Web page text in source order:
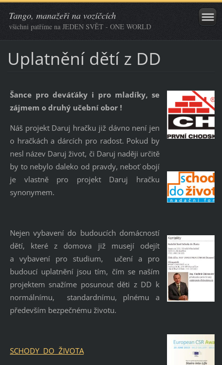
Tango, manažeři na vozíčcích
všichni patříme na JEDEN SVĚT - ONE WORLD
Uplatnění dětí z DD
Šance pro deváťáky i pro mladíky, se
zájmem o druhý učební obor !
Náš projekt Daruj hračku již dávno není jen
o hračkách a dárcích pro radost. Pokud by
nesl název Daruj život, či Daruj naději určitě
by to nebylo daleko od pravdy, neboť obojí
je vlastně pro projekt Daruj hračku
synonymem.
Nejen vybavení do budoucích domácností
dětí, které z domova již musejí odejít
a vybavení pro studium, učení a pro
budoucí uplatnění jsou tím, čím se naším
projektem snažíme posunout děti z DD k
normálnímu, standardnímu, plnému a
především bezpečnému životu.
SCHODY DO ŽIVOTA